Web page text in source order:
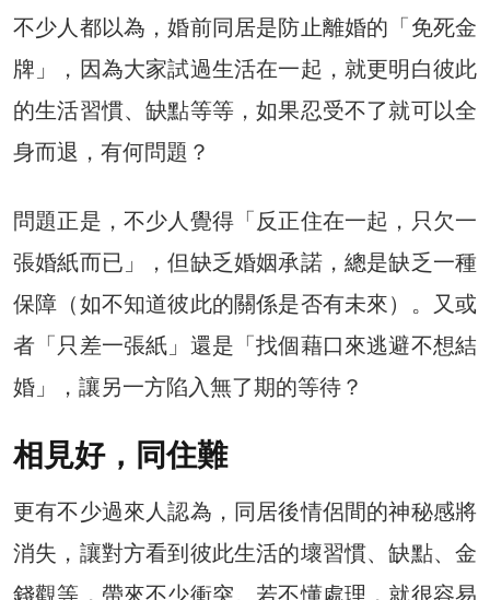
不少人都以為，婚前同居是防止離婚的「免死金
牌」，因為大家試過生活在一起，就更明白彼此
的生活習慣、缺點等等，如果忍受不了就可以全
身而退，有何問題？
問題正是，不少人覺得「反正住在一起，只欠一
張婚紙而已」，但缺乏婚姻承諾，總是缺乏一種
保障（如不知道彼此的關係是否有未來）。又或
者「只差一張紙」還是「找個藉口來逃避不想結
婚」，讓另一方陷入無了期的等待？
相見好，同住難
更有不少過來人認為，同居後情侶間的神秘感將
消失，讓對方看到彼此生活的壞習慣、缺點、金
錢觀等，帶來不少衝突。若不懂處理，就很容易